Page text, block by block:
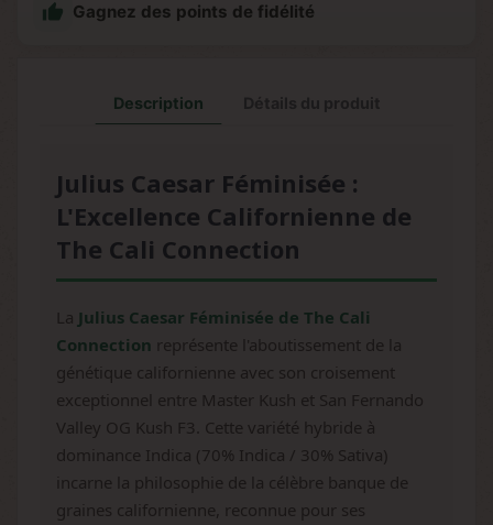
 Gagnez des points de fidélité
Description
Julius Caesar Féminisée :
L'Excellence Californienne de
The Cali Connection
La Julius Caesar Féminisée de The Cali
Connection représente l'aboutissement de la
génétique californienne avec son croisement
exceptionnel entre Master Kush et San Fernando
Valley OG Kush F3. Cette variété hybride à
dominance Indica (70% Indica / 30% Sativa)
incarne la philosophie de la célèbre banque de
graines californienne, reconnue pour ses